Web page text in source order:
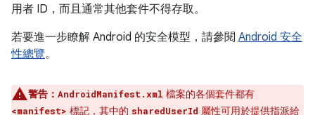
用者 ID，而且通常其他套件不得存取。
若要進一步瞭解 Android 的安全模型，請參閱 Android 安全
性總覽。
警告： AndroidManifest.xml 檔案的各個套件都有
<manifest> 標記，其中的 sharedUserId 屬性可用於提供指派給